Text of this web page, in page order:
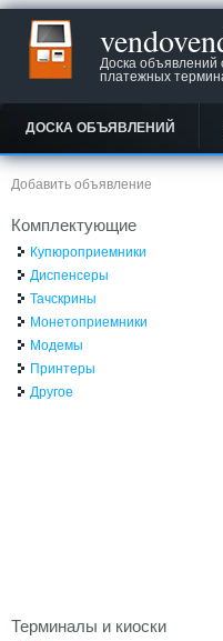
Доска объявлений
платежных
ДОСКА ОБЪЯВЛЕНИЙ
Добавить объявление
Комплектующие
Купюроприемники
Диспенсеры
Тачскрины
Монетоприемники
Модемы
Принтеры
Другое
Терминалы и киоски